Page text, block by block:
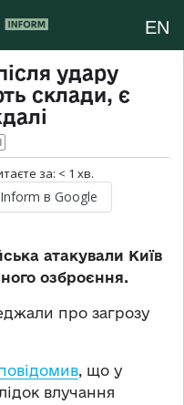
EN
удару
склади, є
за: < 1 хв.
в Google
атакували Київ
озброєння.
про загрозу
, що у
влучання